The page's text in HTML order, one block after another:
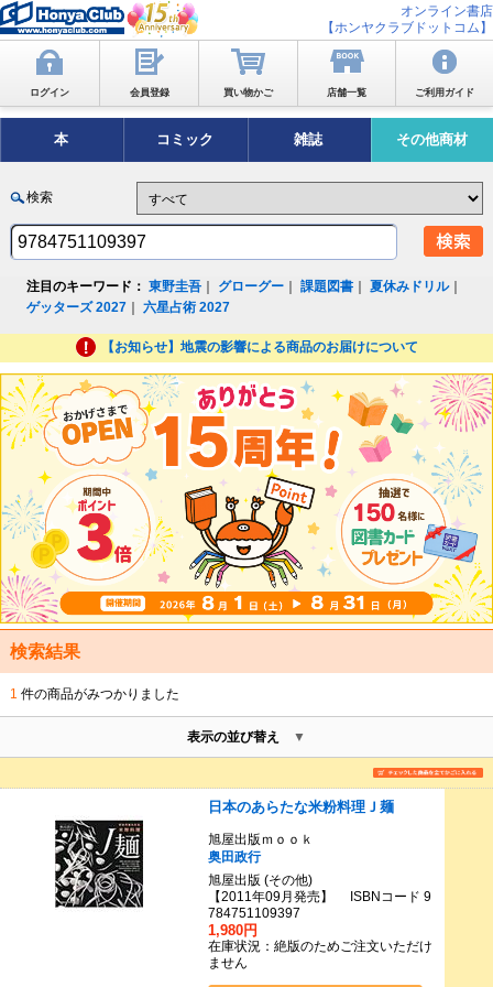
オンライン書店
【ホンヤクラブドットコム】
ログイン 会員登録 買い物かご 店舗一覧 ご利用ガイド
本 コミック 雑誌 その他商材
検索
注目のキーワード： 東野圭吾 グローグー ｜課題図書 ｜夏休みドリル｜
ゲッターズ 2027 ｜六星占術 2027
【お知らせ】地震の影響による商品のお届けについて
検索結果
1 件の商品がみつかりました
表示の並び替え
日本のあらたな米粉料理Ｊ麺
旭屋出版ｍｏｏｋ
奥田政行
旭屋出版 (その他)
【2011年09月発売】 ISBNコード 9
784751109397
1,980円
在庫状況：絶版のためご注文いただけ
ません